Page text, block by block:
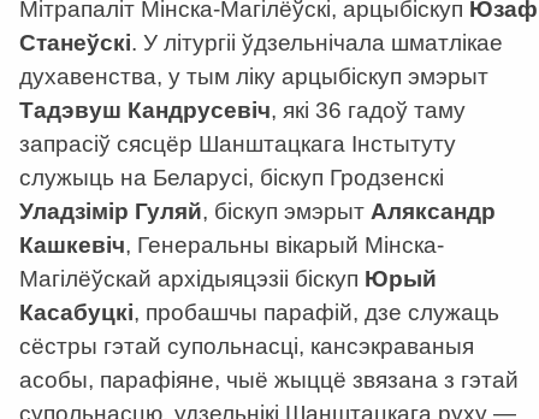
Мітрапаліт Мінска-Магілёўскі, арцыбіскуп Юзаф
Станеўскі. У літургіі ўдзельнічала шматлікае
духавенства, у тым ліку арцыбіскуп эмэрыт
Тадэвуш Кандрусевіч, які 36 гадоў таму
запрасіў сясцёр Шанштацкага Інстытуту
служыць на Беларусі, біскуп Гродзенскі
Уладзімір Гуляй, біскуп эмэрыт Аляксандр
Кашкевіч, Генеральны вікарый Мінска-
Магілёўскай архідыяцэзіі біскуп Юрый
Касабуцкі, пробашчы парафій, дзе служаць
сёстры гэтай супольнасці, кансэкраваныя
асобы, парафіяне, чыё жыццё звязана з гэтай
супольнасцю, удзельнікі Шанштацкага руху —